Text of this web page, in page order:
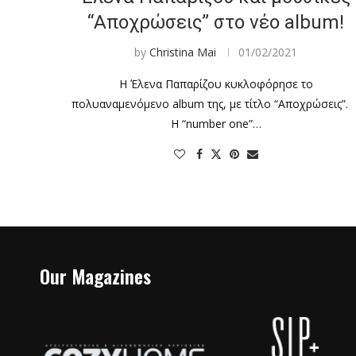
“Αποχρώσεις” στο νέο album!
byChristina Mai 01/02/2021
Η Έλενα Παπαρίζου κυκλοφόρησε το
πολυαναμενόμενο album της, με τίτλο
Η “number one”…
Our Magazines